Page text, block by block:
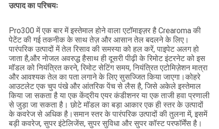
उत्पाद का परिचयः
Pro300 में एक बार में इस्तेमाल होने वाला एटॉमाइज़र है Crearoma की
पेटेंट की गई तकनीक के साथ तेज़ और आसान तेल बदलने के लिए।
पारंपरिक उत्पादों में तेल रिसाव की समस्या को हल करें, पाइपेट अलग हो
जाता है,और नोजल अवरुद्ध हैसाथ ही दूसरी पीढ़ी के रिमोट इंटरनेट को इस
मॉडल को नियंत्रित करने, रिमोट सेटिंग समय, नियंत्रित एटोमिज़ेशन मात्रा
और आवश्यक तेल का पता लगाने के लिए सुसज्जित किया जाएगा।कोहरे
आउटलेट एक चुप पंखे और आंतरिक पेंच से लैस है, जिसे अकेले इस्तेमाल
किया जा सकता है या एक केंद्रीय एयर कंडीशनर या एक ताजी हवा प्रणाली
से जुड़ा जा सकता है। छोटे मॉडल का बड़ा आकार एक ही स्तर के उत्पादों
के कवरेज से अधिक है।समान स्तर के पारंपरिक उत्पादों की तुलना में, इसमें
बड़ी कवरेज, सुपर इंटेलिजेंस, सुपर सुविधा और सुपर कॉस्ट परफॉर्मेंस है।